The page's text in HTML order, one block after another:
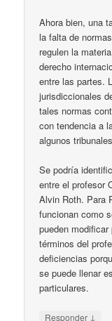
Ahora bien, una
la falta de
regulen la
derecho
entre las partes.
jurisdiccionales
tales normas
con tendencia a
algunos
Se podría
entre el profesor
Alvin Roth. Para
funcionan como
pueden
términos del
deficiencias
se puede llenar
particulares.
Responder ↓